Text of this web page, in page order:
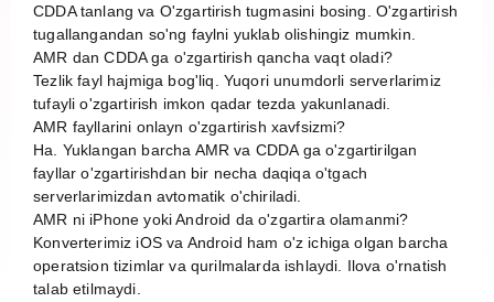
CDDA tanlang va O'zgartirish tugmasini bosing. O'zgartirish
tugallangandan so'ng faylni yuklab olishingiz mumkin.
AMR dan CDDA ga o'zgartirish qancha vaqt oladi?
Tezlik fayl hajmiga bog'liq. Yuqori unumdorli serverlarimiz
tufayli o'zgartirish imkon qadar tezda yakunlanadi.
AMR fayllarini onlayn o'zgartirish xavfsizmi?
Ha. Yuklangan barcha AMR va CDDA ga o'zgartirilgan
fayllar o'zgartirishdan bir necha daqiqa o'tgach
serverlarimizdan avtomatik o'chiriladi.
AMR ni iPhone yoki Android da o'zgartira olamanmi?
Konverterimiz iOS va Android ham o'z ichiga olgan barcha
operatsion tizimlar va qurilmalarda ishlaydi. Ilova o'rnatish
talab etilmaydi.